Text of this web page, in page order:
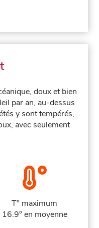
doux et bien
par an, au-dessus
y sont tempérés,
avec seulement
T° maximum
16.9° en moyenne